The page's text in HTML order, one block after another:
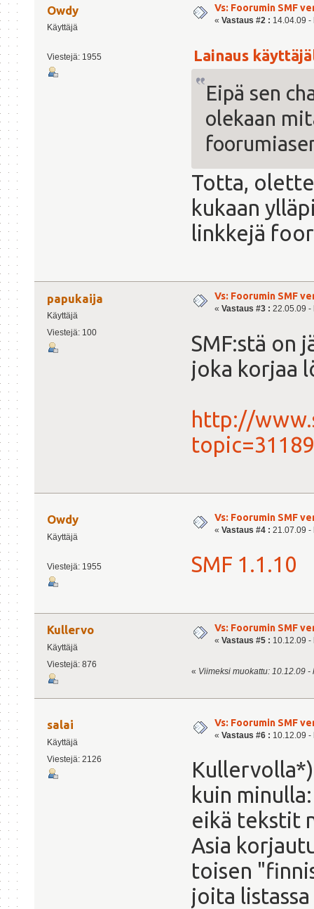
Owdy
Käyttäjä
Viestejä: 1955
Vs: Foorumin SMF
« Vastaus #2 : 14.04.09 -
Lainaus
Eipä sen
olekaan
Totta,
kukaan
linkkejä
papukaija
Käyttäjä
Viestejä: 100
Vs: Foorumin SMF
« Vastaus #3 : 22.05.09 -
SMF:stä on
joka korjaa
http://
Owdy
Käyttäjä
Viestejä: 1955
Vs: Foorumin SMF
« Vastaus #4 : 21.07.09 -
SMF 1.1.10
Kullervo
Käyttäjä
Viestejä: 876
Vs: Foorumin SMF
« Vastaus #5 : 10.12.09 -
« Viimeksi muokattu: 10.12.09
salai
Käyttäjä
Viestejä: 2126
Vs: Foorumin SMF
« Vastaus #6 : 10.12.09 -
kuin
eikä tekstit
Asia
toisen
joita